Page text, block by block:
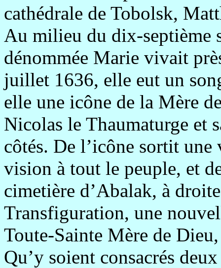
cathédrale de Tobolsk,
Au milieu du dix-septième
dénommée Marie vivait
juillet 1636, elle eut un
elle une icône de la Mère
Nicolas le Thaumaturge et
côtés. De l’icône sortit
vision à tout le peuple, et
cimetière d’Abalak, à
Transfiguration, une
Toute-Sainte Mère de
Qu’y soient consacrés